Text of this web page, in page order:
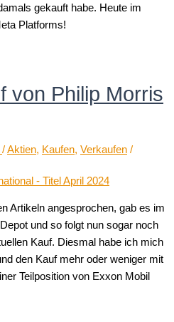
gekauft habe. Heute im
Platforms!
von Philip Morris
/Aktien, Kaufen, Verkaufen /
Artikeln angesprochen, gab es im
und so folgt nun sogar noch
Kauf. Diesmal habe ich mich
den Kauf mehr oder weniger mit
Teilposition von Exxon Mobil